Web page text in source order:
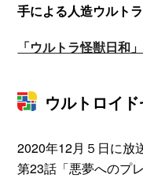
手による人造ウルト
「ウルトラ怪獣日和」
ウルトロイ
2020年12月５日に放
第23話「悪夢へのプ